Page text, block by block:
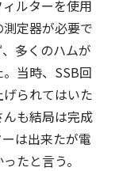
ルターを使用
定器が必要で
多くのハムが
当時、SSB回
られてはいた
も結局は完成
は出来たが電
たと言う。